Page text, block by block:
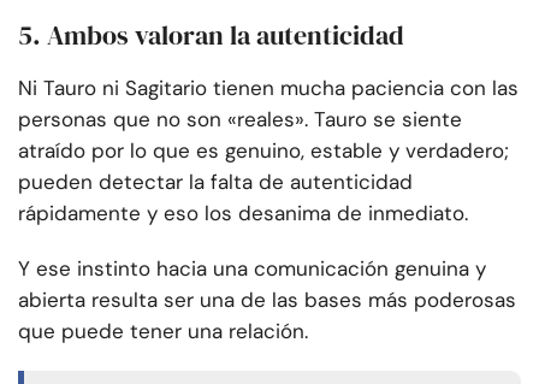
5. Ambos valoran la autenticidad
Ni Tauro ni Sagitario tienen mucha paciencia con las
personas que no son «reales». Tauro se siente
atraído por lo que es genuino, estable y verdadero;
pueden detectar la falta de autenticidad
rápidamente y eso los desanima de inmediato.
Y ese instinto hacia una comunicación genuina y
abierta resulta ser una de las bases más poderosas
que puede tener una relación.